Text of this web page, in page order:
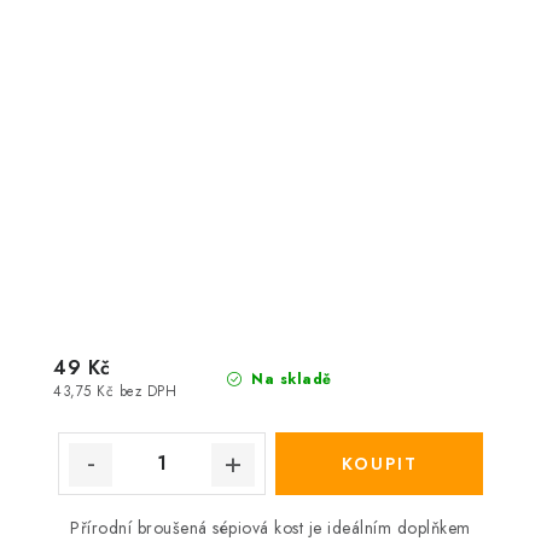
Na skladě
43,75 Kč bez DPH
49 Kč
Přírodní broušená sépiová kost je ideálním doplňkem